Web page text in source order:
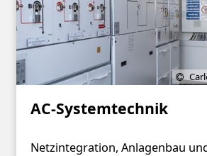
AC-Systemtechnik
Netzintegration, Anlagenbau